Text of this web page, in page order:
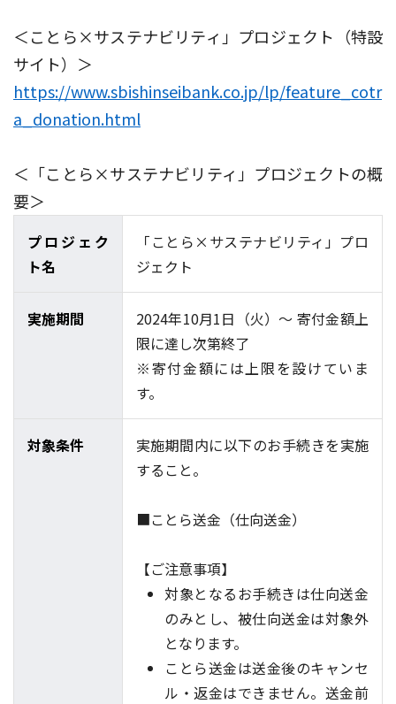
＜ことら×サステナビリティ」プロジェクト（特設
サイト）＞
https://www.sbishinseibank.co.jp/lp/feature_cotr
a_donation.html
＜「ことら×サステナビリティ」プロジェクトの概
要＞
プロジェク
ト名
「ことら×サステナビリティ」プロ
ジェクト
実施期間
2024年10月1日（火）～ 寄付金額上
限に達し次第終了
※寄付金額には上限を設けていま
す。
対象条件
実施期間内に以下のお手続きを実施
すること。
■ことら送金（仕向送金）
【ご注意事項】
対象となるお手続きは仕向送金
のみとし、被仕向送金は対象外
となります。
ことら送金は送金後のキャンセ
ル・返金はできません。送金前